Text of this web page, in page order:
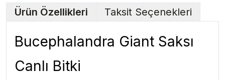
Ürün Özellikleri Taksit Seçenekleri
Bucephalandra Giant Saksı
Canlı Bitki